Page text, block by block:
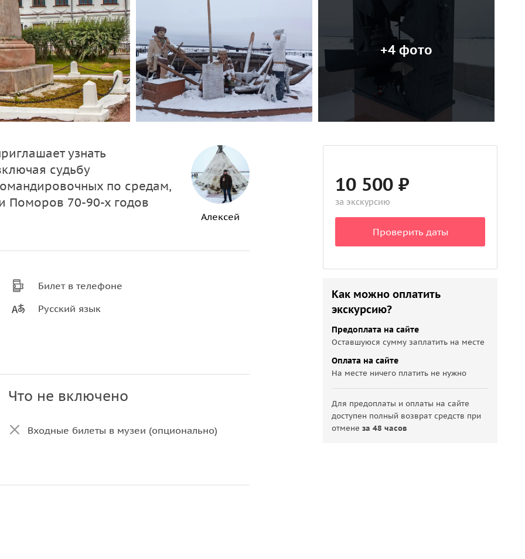
+4 фото
узнать
судьбу
по средам,
Поморов 70-90-х годов
Алексей
Билет в телефоне
Русский язык
Что не включено
Входные билеты в музеи (опционально)
10 500 ₽
за экскурсию
Проверить даты
Как можно оплатить
экскурсию?
Предоплата на сайте
Оставшуюся сумму заплатить на месте
Оплата на сайте
На месте ничего платить не нужно
Для предоплаты и оплаты на сайте
доступен полный возврат средств при
отменеза 48 часов